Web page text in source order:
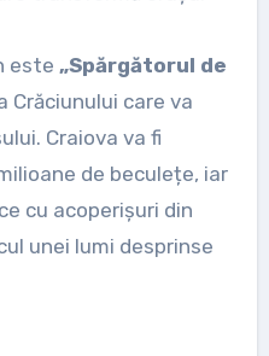
este „Spărgătorul de
Crăciunului care va
Craiova va fi
de beculețe, iar
cu acoperișuri din
unei lumi desprinse